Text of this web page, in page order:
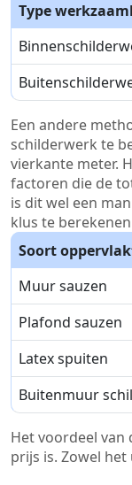
Type
Een andere
schilderwerk te
vierkante meter.
factoren die de
is dit wel een
klus te
Soort
Muur sauzen
Plafond sauzen
Latex spuiten
Buitenmuur
Het voordeel van
prijs is. Zowel